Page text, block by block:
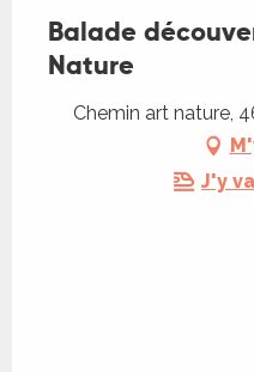
Balade
Nature
Chemin art nature,
J'y